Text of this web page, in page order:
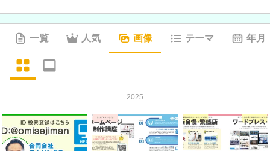
一覧 人気 画像 テーマ 年月
2025